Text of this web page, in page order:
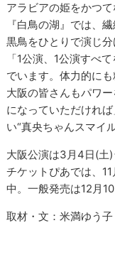
アラビアの姫をかつ
『白鳥の湖』では、
黒鳥をひとりで演じ
「1公演、1公演すべ
でいます。体力的にも
大阪の皆さんもパワ
になっていただけれ
い“真央ちゃんスマイ
大阪公演は3月4日(土)
チケットぴあでは、
中。一般発売は12月10
取材・文：米満ゆう子